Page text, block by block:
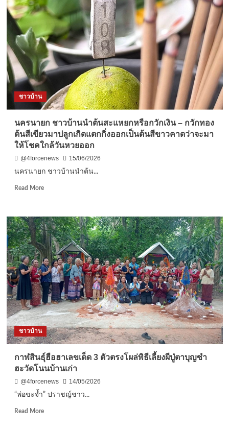
ถูก
ตัด
สิทธิ์
ฮือ
พบ
ปลัดขิก
หัว
สี
แดง
ใน
ประจำ
หมู่บ้าน
บ้าน
ขอ
โชค
ลุ้น
ที่
ชาวบ้าน
นครนายก ชาวบ้านนำต้นสะแหยกหรือกวักเงิน – กวักทอง
ต้นสีเขียวมาปลูกเกิดแตกกิ่งออกเป็นต้นสีขาวคาดว่าจะมา
ให้โชคใกล้วันหวยออก
@4forcenews
15/06/2026
นครนายก ชาวบ้านนำต้น...
Read MoreRead
นครนายก
ชาว
บ้าน
นำ
ต้น
สะ
แห
ยก
หรือ
กวัก
เงิน
–
กวัก
ทอง
ต้น
สี
เขียว
มา
ปลูก
แตก
ชาวบ้าน
กาฬสินธุ์ฮือฮาเลขเด็ด 3 ตัวตรงโผล่พิธีเลี้ยงผีปู่ตาบุญซำ
ฮะวัดโนนบ้านเก่า
@4forcenews
14/05/2026
“พ่อขะจ้ำ” ปราชญ์ชาว...
Read MoreRead